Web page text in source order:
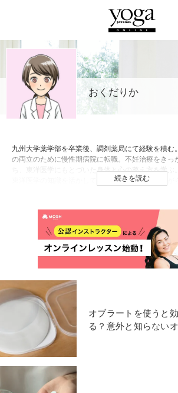
おくだりか
九州大学薬学部を卒業後、調剤薬局にて経験を積む
の両立のために慢性期病院に転職。不妊治療をきっ
ち、東洋医学にもとづいた身体と心の整え方を学ぶ
東洋医学の知識を活かして、薬剤師として働きなが
続きを読む
オブラートを使うと
る？意外と知らない